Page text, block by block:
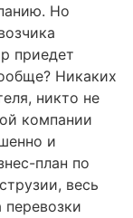
Но
приедет
Никаких
никто не
компании
и
план по
весь